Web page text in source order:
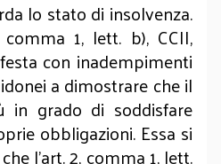
lo stato di insolvenza.
1, lett. b), CCII,
con inadempimenti
a dimostrare che il
in grado di soddisfare
obbligazioni. Essa si
l’art. 2, comma 1, lett.